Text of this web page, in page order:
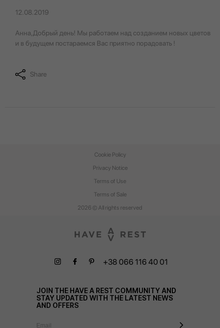
12.08.2019
Анна,Добрый день! Мы работаем над созданием новых цветов
и в будущем постараемся Вас приятно порадовать !
Share
2026 © All rights reserved
Privacy Notice
Terms of Use
Terms of Sale
Cookie Policy
+38 066 116 40 01
JOIN THE HAVE A REST COMMUNITY AND
STAY UPDATED WITH THE LATEST NEWS
AND OFFERS